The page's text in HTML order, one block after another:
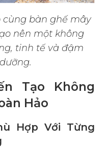
bàn ghế mây
nên một không
tinh tế và đậm
Tạo Không
Hảo
Hợp Với Từng